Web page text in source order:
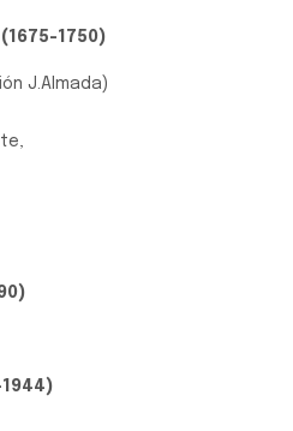
1750)
J.Almada)